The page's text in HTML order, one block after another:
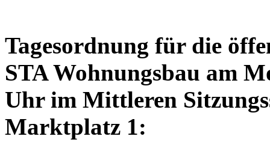
Tagesordnung für die
STA Wohnungsbau am
Uhr im Mittleren
Marktplatz 1: